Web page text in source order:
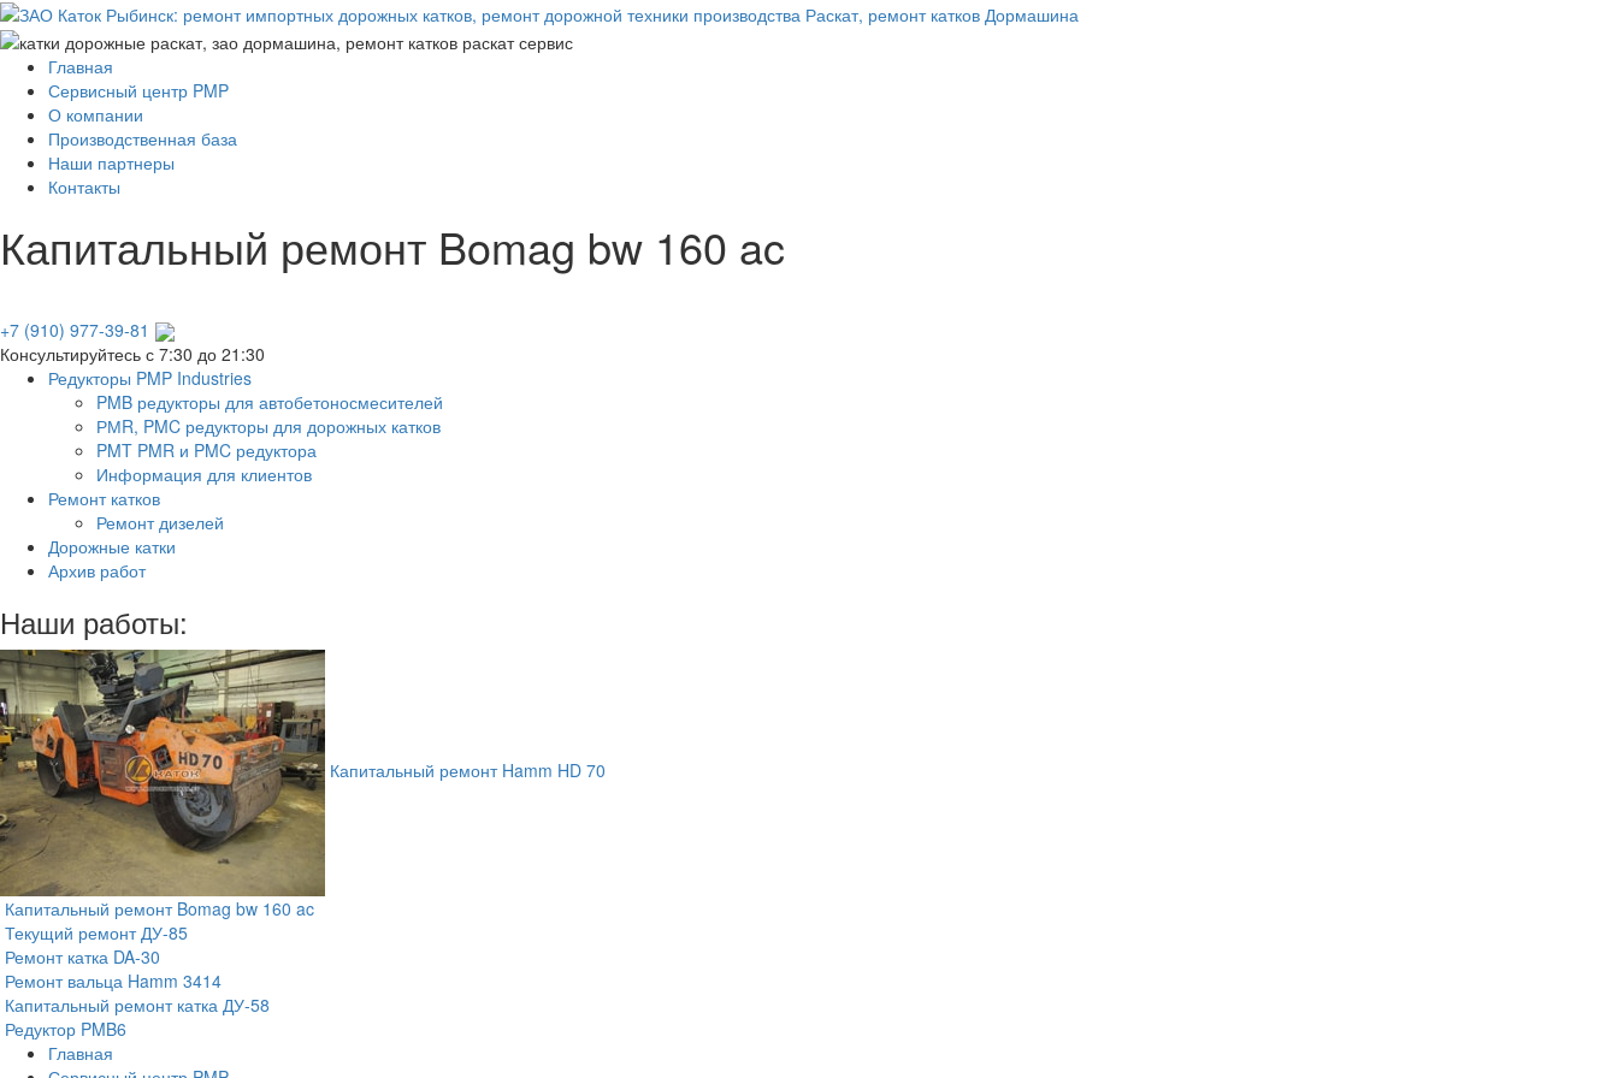
Главная
Сервисный центр PMP
О компании
Производственная база
Наши партнеры
Контакты
Капитальный ремонт Bomag bw 160 ac
+7 (910) 977-39-81
Консультируйтесь с 7:30 до 21:30
Редукторы PMP Industries
PMB редукторы для автобетоносмесителей
РМR, PMC редукторы для дорожных катков
PMT PMR и PMC редуктора
Информация для клиентов
Ремонт катков
Ремонт дизелей
Дорожные катки
Архив работ
Наши работы:
Капитальный ремонт Hamm HD 70
Капитальный ремонт Bomag bw 160 ac
Текущий ремонт ДУ-85
Ремонт катка DA-30
Ремонт вальца Hamm 3414
Капитальный ремонт катка ДУ-58
Редуктор PMB6
Главная